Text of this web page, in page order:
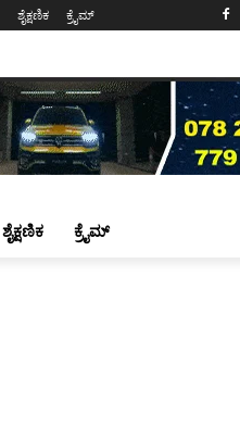
ಶೈಕ್ಷಣಿಕ ಕ್ರೈಮ್
ಶೈಕ್ಷಣಿಕ ಕ್ರೈಮ್